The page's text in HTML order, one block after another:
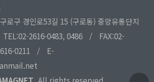
로구 경인로53길 15 (구로동) 중앙유통단지
TEL:02-2616-0483, 0486 /
FAX:02-
0211
/
E-
All rights reserved.